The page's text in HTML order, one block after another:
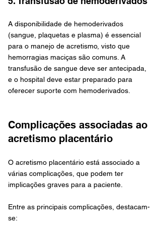
A disponibilidade de hemoderivados
(sangue, plaquetas e plasma) é essencial
para o manejo de acretismo, visto que
hemorragias maciças são comuns. A
transfusão de sangue deve ser antecipada,
e o hospital deve estar preparado para
oferecer suporte com hemoderivados.
Complicações associadas ao
acretismo placentário
O acretismo placentário está associado a
várias complicações, que podem ter
implicações graves para a paciente.
Entre as principais complicações, destacam-
se: